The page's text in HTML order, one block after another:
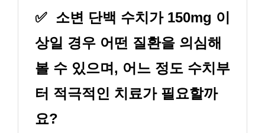
✅ 소변 단백 수치가 150mg 이
상일 경우 어떤 질환을 의심해
볼 수 있으며, 어느 정도 수치부
터 적극적인 치료가 필요할까
요?